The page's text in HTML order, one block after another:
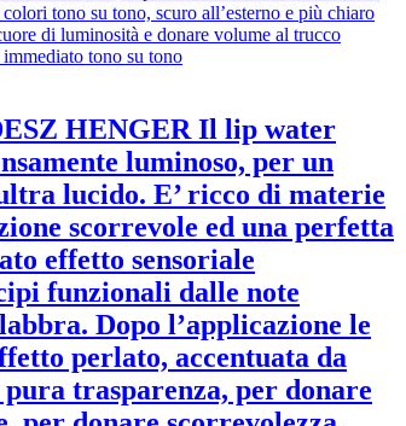
HENGER Il lip water
luminoso, per un
lucido. E’ ricco di materie
scorrevole ed una perfetta
effetto sensoriale
funzionali dalle note
Dopo l’applicazione le
perlato, accentuata da
trasparenza, per donare